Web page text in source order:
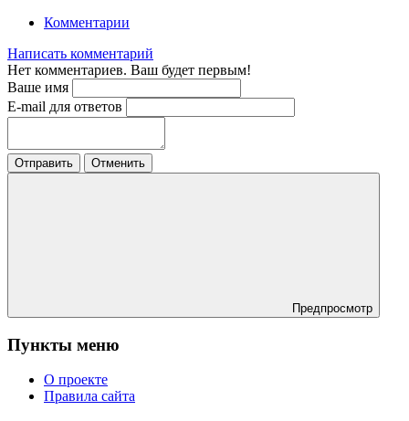
Комментарии
Написать комментарий
Нет комментариев. Ваш будет первым!
Ваше имя
E-mail для ответов
Отправить Отменить
Предпросмотр
Пункты меню
О проекте
Правила сайта